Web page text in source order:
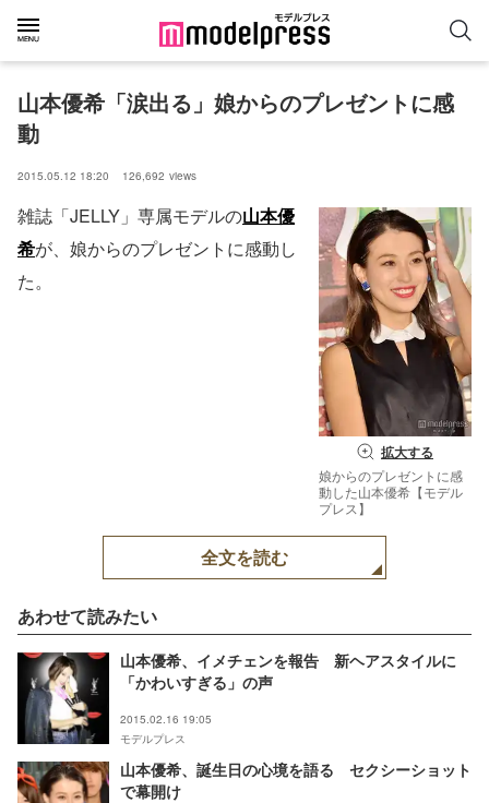
山本優希「涙出る」娘からのプレゼントに感
動
2015.05.12 18:20 126,692 views
拡大する
娘からのプレゼントに感
動した山本優希【モデル
プレス】
雑誌「JELLY」専属モデルの山本優
希が、娘からのプレゼントに感動し
た。
全文を読む
あわせて読みたい
山本優希、イメチェンを報告 新ヘアスタイルに
「かわいすぎる」の声
2015.02.16 19:05
モデルプレス
山本優希、誕生日の心境を語る セクシーショット
で幕開け